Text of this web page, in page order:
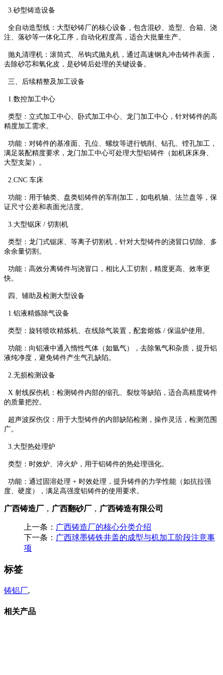
3.砂型铸造设备
全自动造型线：大型砂铸厂的核心设备，包含混砂、造型、合箱、浇
注、落砂等一体化工序，自动化程度高，适合大批量生产。
抛丸清理机：滚筒式、吊钩式抛丸机，通过高速钢丸冲击铸件表面，
去除砂芯和氧化皮，是砂铸后处理的关键设备。
三、后续精整及加工设备
1.数控加工中心
类型：立式加工中心、卧式加工中心、龙门加工中心，针对铸件的高
精度加工需求。
功能：对铸件的基准面、孔位、螺纹等进行铣削、钻孔、镗孔加工，
满足装配精度要求，龙门加工中心可处理大型铝铸件（如机床床身、
大型支架）。
2.CNC 车床
功能：用于轴类、盘类铝铸件的车削加工，如电机轴、法兰盘等，保
证尺寸公差和表面光洁度。
3.大型锯床 / 切割机
类型：龙门式锯床、等离子切割机，针对大型铸件的浇冒口切除、多
余余量切割。
功能：高效分离铸件与浇冒口，相比人工切割，精度更高、效率更
快。
四、辅助及检测大型设备
1.铝液精炼除气设备
类型：旋转喷吹精炼机、在线除气装置，配套熔炼 / 保温炉使用。
功能：向铝液中通入惰性气体（如氩气），去除氢气和杂质，提升铝
液纯净度，避免铸件产生气孔缺陷。
2.无损检测设备
X 射线探伤机：检测铸件内部的缩孔、裂纹等缺陷，适合高精度铸件
的质量把控。
超声波探伤仪：用于大型铸件的内部缺陷检测，操作灵活，检测范围
广。
3.大型热处理炉
类型：时效炉、淬火炉，用于铝铸件的热处理强化。
功能：通过固溶处理 + 时效处理，提升铸件的力学性能（如抗拉强
度、硬度），满足高强度铝铸件的使用要求。
广西铸造厂 ， 广西翻砂厂 ， 广西铸造有限公司
上一条： 广西铸造厂的核心分类介绍
下一条： 广西球墨铸铁井盖的成型与机加工阶段注意事
项
标签
铸铝厂,
相关产品